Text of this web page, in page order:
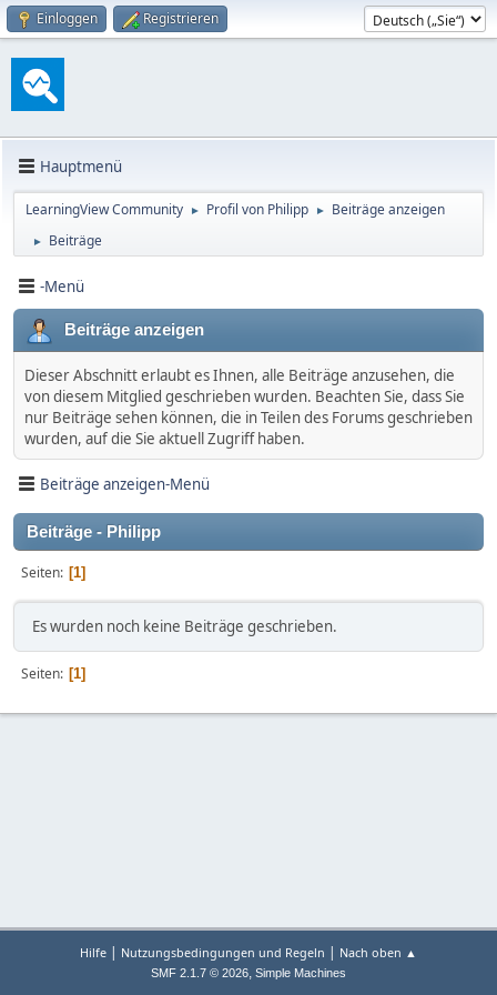
Einloggen Registrieren
Hauptmenü
LearningView Community ► Profil von Philipp ► Beiträge anzeigen
► Beiträge
-Menü
Beiträge anzeigen
Dieser Abschnitt erlaubt es Ihnen, alle Beiträge anzusehen, die
von diesem Mitglied geschrieben wurden. Beachten Sie, dass Sie
nur Beiträge sehen können, die in Teilen des Forums geschrieben
wurden, auf die Sie aktuell Zugriff haben.
Beiträge anzeigen-Menü
Beiträge - Philipp
Seiten 1
Es wurden noch keine Beiträge geschrieben.
Seiten 1
Hilfe | Nutzungsbedingungen und Regeln | Nach oben ▲
SMF 2.1.7 © 2026, Simple Machines